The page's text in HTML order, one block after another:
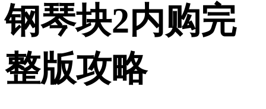
钢琴块2内购完
整版攻略